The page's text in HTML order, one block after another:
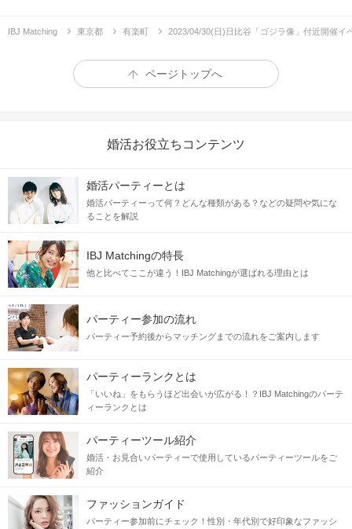
＼スタッフ同行なし！お酒好き必見／
友達感覚で出会える日比谷で飲もう♪
企画詳細
＼スタッフ同行なし！／
飲み会ダヨ！全員集合！
IBJ Matching 東京都 有楽町 2023/04/30(日)日比谷「ゴジラ像」付近開催イ
ページトップへ
婚活お役立ちコンテンツ
婚活パーティーとは
婚活パーティーって何？どんな種類がある？などの疑問や気にな
ることを解説
IBJ Matchingの特長
他と比べてここが違う！IBJ Matchingが選ばれる理由とは
パーティー参加の流れ
パーティー予約後からマッチングまでの流れをご案内します
パーティーランクとは
「いいね」をもらうほど出会いが広がる！？IBJ Matchingのパーテ
ィーランクとは
パーティーツール紹介
婚活・お見合いパーティーで使用しているパーティーツールをご
紹介
ファッションガイド
パーティー参加前にチェック！性別・年代別で好印象なファッシ